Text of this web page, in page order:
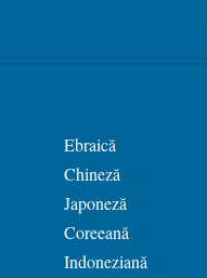
Ebraică
Chineză
Japoneză
Coreeană
Indoneziană